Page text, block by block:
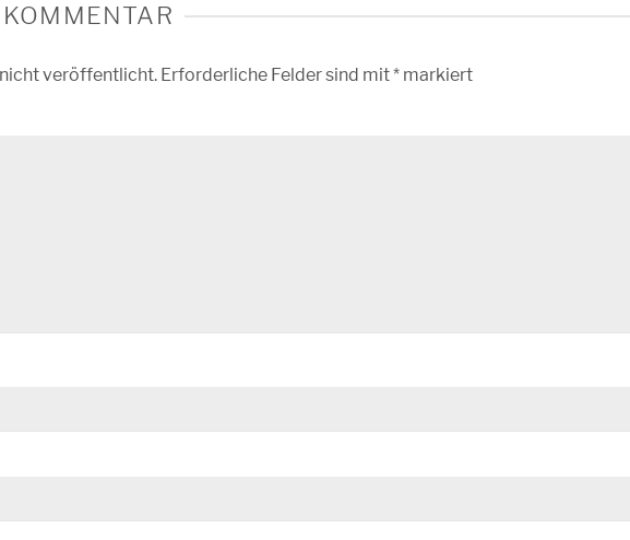
veröffentlicht. Erforderliche Felder sind mit* markiert